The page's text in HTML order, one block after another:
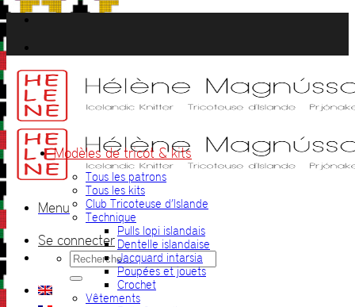
Passer
au
contenu
Menu
Se connecter
Recherche
pour :
Modèles de tricot & kits
Tous les patrons
Tous les kits
Club Tricoteuse d’Islande
Technique
Pulls lopi islandais
Dentelle islandaise
Jacquard intarsia
Poupées et jouets
Crochet
Vêtements